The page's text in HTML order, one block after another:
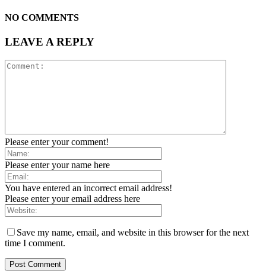
NO COMMENTS
LEAVE A REPLY
Please enter your comment!
Please enter your name here
You have entered an incorrect email address!
Please enter your email address here
Save my name, email, and website in this browser for the next
time I comment.